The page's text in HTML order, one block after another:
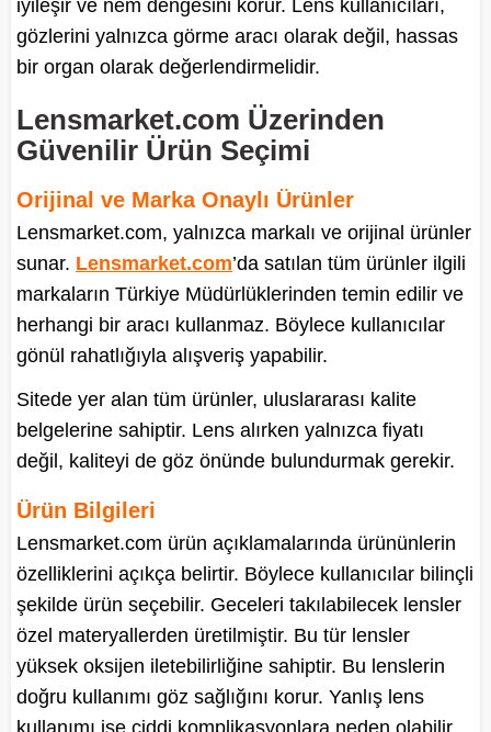
iyileşir ve nem dengesini korur. Lens kullanıcıları,
gözlerini yalnızca görme aracı olarak değil, hassas
bir organ olarak değerlendirmelidir.
Lensmarket.com Üzerinden
Güvenilir Ürün Seçimi
Orijinal ve Marka Onaylı Ürünler
Lensmarket.com, yalnızca markalı ve orijinal ürünler
sunar. Lensmarket.com’da satılan tüm ürünler ilgili
markaların Türkiye Müdürlüklerinden temin edilir ve
herhangi bir aracı kullanmaz. Böylece kullanıcılar
gönül rahatlığıyla alışveriş yapabilir.
Sitede yer alan tüm ürünler, uluslararası kalite
belgelerine sahiptir. Lens alırken yalnızca fiyatı
değil, kaliteyi de göz önünde bulundurmak gerekir.
Ürün Bilgileri
Lensmarket.com ürün açıklamalarında ürününlerin
özelliklerini açıkça belirtir. Böylece kullanıcılar bilinçli
şekilde ürün seçebilir. Geceleri takılabilecek lensler
özel materyallerden üretilmiştir. Bu tür lensler
yüksek oksijen iletebilirliğine sahiptir. Bu lenslerin
doğru kullanımı göz sağlığını korur. Yanlış lens